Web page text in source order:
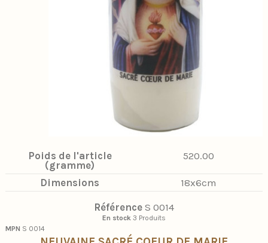
Poids de l'article
(gramme)
520.00
Dimensions 18x6cm
Référence S 0014
En stock 3 Produits
MPN S 0014